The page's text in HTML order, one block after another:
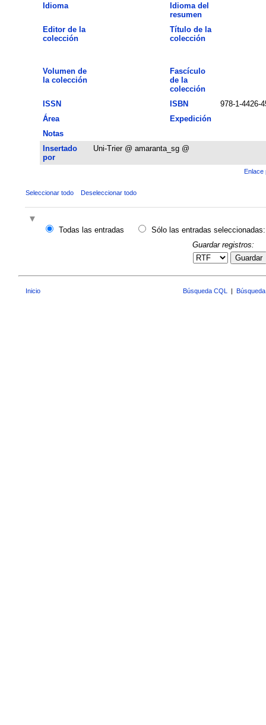
Idioma
Idioma del
resumen
Editor de la
colección
Título de la
colección
Volumen de
la colección
Fascículo
de la
colección
ISSN
ISBN
978-1-4426-
Área
Expedición
Notas
Insertado
por
Uni-Trier @ amaranta_sg @
Enlace
Seleccionar todo Deseleccionar todo
Todas las entradas
Sólo las entradas seleccionadas:
Guardar registros:
Guardar
Inicio Búsqueda CQL